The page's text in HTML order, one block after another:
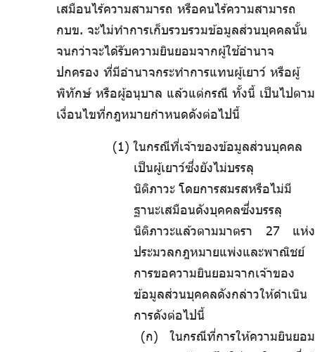
เสมือนไร้ความสามารถ หรือคนไร้ความสามารถ
กบข. จะไม่ทำการเก็บรวบรวมข้อมูลส่วนบุคคลนั้น
จนกว่าจะได้รับความยินยอมจากผู้ใช้อำนาจ
ปกครอง ที่มีอำนาจกระทำการแทนผู้เยาว์ หรือผู้
พิทักษ์ หรือผู้อนุบาล แล้วแต่กรณี ทั้งนี้ เป็นไปตาม
เงื่อนไขที่กฎหมายกำหนดดังต่อไปนี้
ในกรณีที่เจ้าของข้อมูลส่วนบุคคล
เป็นผู้เยาว์ซึ่งยังไม่บรรลุ
นิติภาวะ โดยการสมรสหรือไม่มี
ฐานะเสมือนดังบุคคลซึ่งบรรลุ
นิติภาวะแล้วตามมาตรา 27 แห่ง
ประมวลกฎหมายแพ่งและพาณิชย์
การขอความยินยอมจากเจ้าของ
ข้อมูลส่วนบุคคลดังกล่าวให้ดำเนิน
การดังต่อไปนี้
(ก) ในกรณีที่การให้ความยินยอม